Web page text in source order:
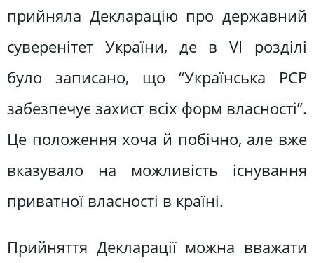
прийняла Декларацію про державний
суверенітет України, де в VI розділі
було записано, що “Українська РСР
забезпечує захист всіх форм власності”.
Це положення хоча й побічно, але вже
вказувало на можливість існування
приватної власності в країні.
Прийняття Декларації можна вважати